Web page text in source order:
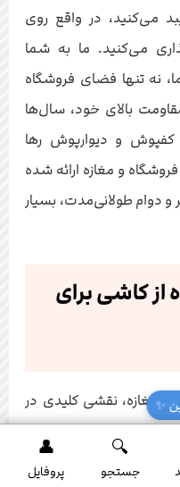
می‌کنید، در واقع روی
می‌کنید. ما به شما
نه تنها فضای فروشگاه
بالای خود، سال‌ها
و دیوارپوش رها
و مغازه ارائه شده
و دوام طولانی‌مدت، بسیار
از کاشی برای
مغازه، نقشی کلیدی در
این مراحل، از آماده‌سازی
دقت و حوصله است:
جستجو پروفایل
✨